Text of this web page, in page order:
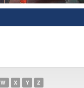
W X Y Z